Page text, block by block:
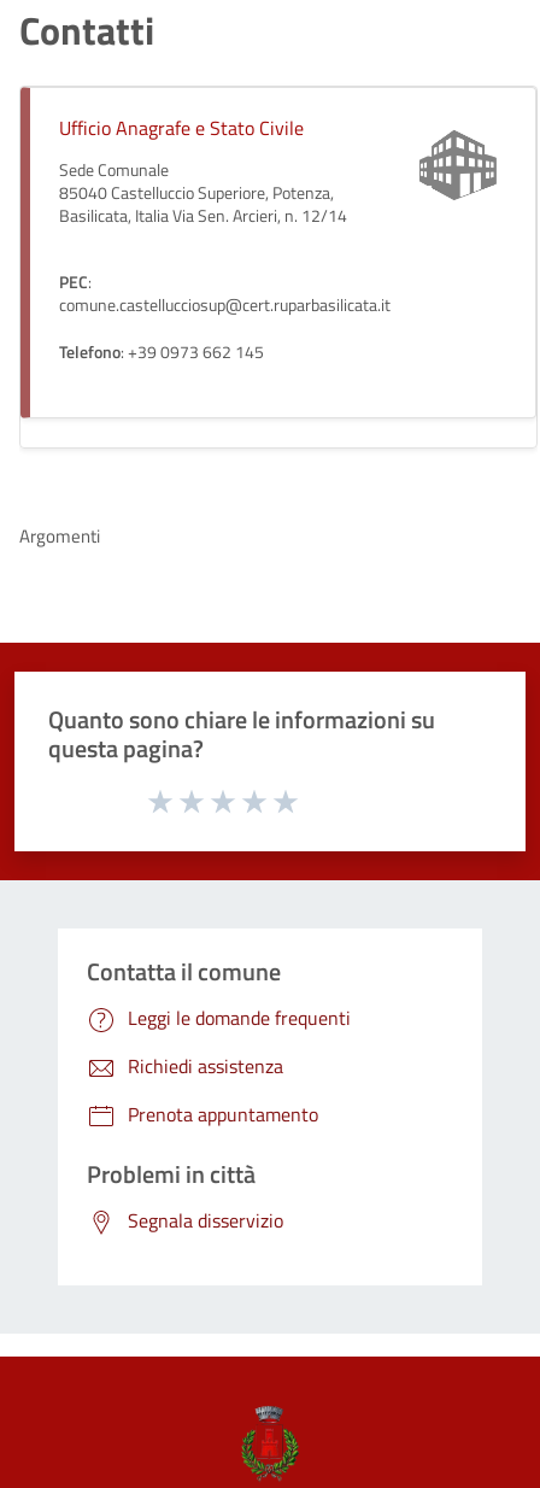
Contatti
Ufficio Anagrafe e Stato Civile
Sede Comunale
85040 Castelluccio Superiore, Potenza,
Basilicata, Italia Via Sen. Arcieri, n. 12/14
PEC:
comune.castellucciosup@cert.ruparbasilicata.it
Telefono: +39 0973 662 145
Argomenti
Quanto sono chiare le informazioni su
questa pagina?
Valuta da 1 a 5 stelle la pagina
Contatta il comune
Leggi le domande frequenti
Richiedi assistenza
Prenota appuntamento
Problemi in città
Segnala disservizio